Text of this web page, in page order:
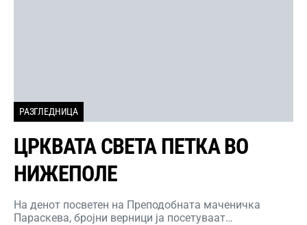
РАЗГЛЕДНИЦА
ЦРКВАТА СВЕТА ПЕТКА ВО
НИЖЕПОЛЕ
На денот посветен на Преподобната маченичка
Параскева, бројни верници ја посетуваат…